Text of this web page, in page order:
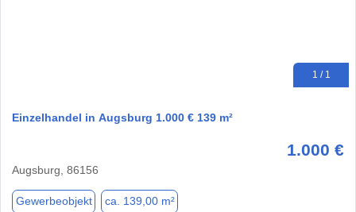
1 / 1
Einzelhandel in Augsburg 1.000 € 139 m²
1.000 €
Augsburg, 86156
Gewerbeobjekt ca. 139,00 m²